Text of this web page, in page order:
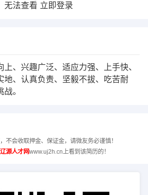
无法查看 立即登录
上、兴趣广泛、适应力强、上手快、
地、认真负责、坚毅不拔、吃苦耐
。
不会收取押金、保证金，请微友务必谨慎！
辽源人才网www.uj2h.cn上看到该简历的！